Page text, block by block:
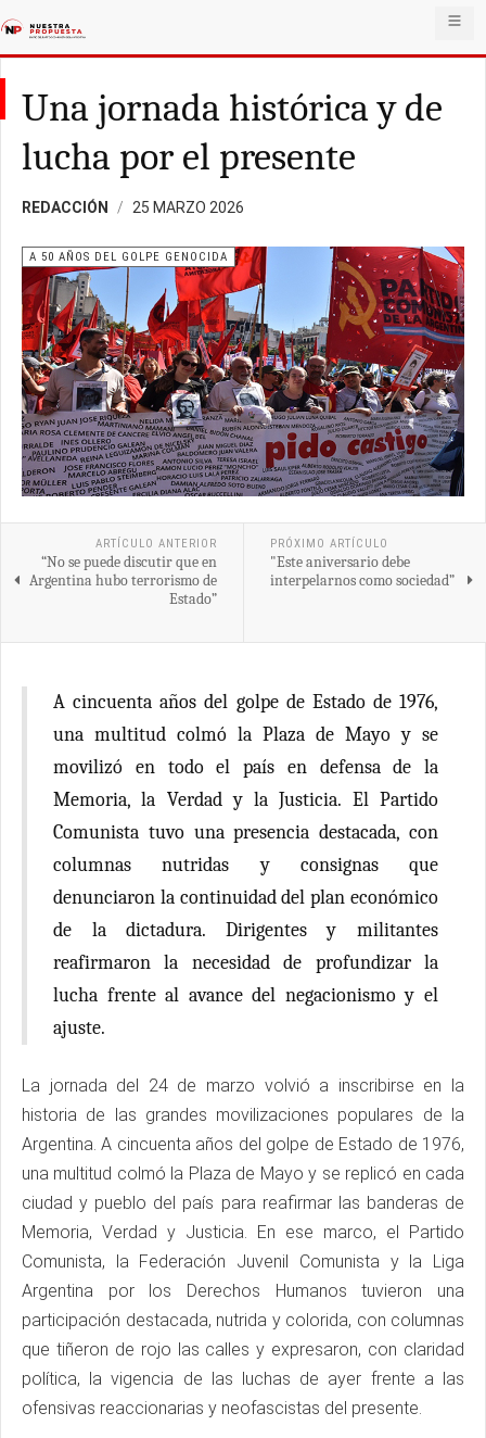
Una jornada histórica y de
lucha por el presente
REDACCIÓN 25 MARZO 2026
A 50 AÑOS DEL GOLPE GENOCIDA
ARTÍCULO ANTERIOR
“No se puede discutir que en
Argentina hubo terrorismo de
Estado”
PRÓXIMO ARTÍCULO
"Este aniversario debe
interpelarnos como sociedad”
A cincuenta años del golpe de Estado de 1976,
una multitud colmó la Plaza de Mayo y se
movilizó en todo el país en defensa de la
Memoria, la Verdad y la Justicia. El Partido
Comunista tuvo una presencia destacada, con
columnas nutridas y consignas que
denunciaron la continuidad del plan económico
de la dictadura. Dirigentes y militantes
reafirmaron la necesidad de profundizar la
lucha frente al avance del negacionismo y el
ajuste.
La jornada del 24 de marzo volvió a inscribirse en la
historia de las grandes movilizaciones populares de la
Argentina. A cincuenta años del golpe de Estado de 1976,
una multitud colmó la Plaza de Mayo y se replicó en cada
ciudad y pueblo del país para reafirmar las banderas de
Memoria, Verdad y Justicia. En ese marco, el Partido
Comunista, la Federación Juvenil Comunista y la Liga
Argentina por los Derechos Humanos tuvieron una
participación destacada, nutrida y colorida, con columnas
que tiñeron de rojo las calles y expresaron, con claridad
política, la vigencia de las luchas de ayer frente a las
ofensivas reaccionarias y neofascistas del presente.